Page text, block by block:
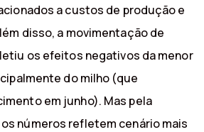
a custos de produção e
disso, a movimentação de
os efeitos negativos da menor
do milho (que
em junho). Mas pela
números refletem cenário mais